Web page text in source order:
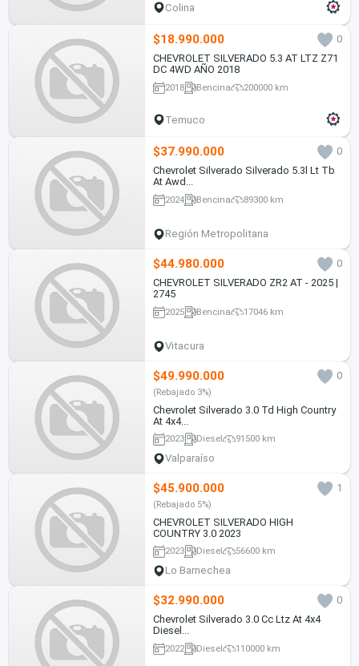
Colina
$18.990.000
0
CHEVROLET SILVERADO 5.3 AT LTZ Z71
DC 4WD AÑO 2018
2018 Bencina 200000 km
Temuco
$37.990.000
0
Chevrolet Silverado Silverado 5.3l Lt Tb
At Awd...
2024 Bencina 89300 km
Región Metropolitana
$44.980.000
0
CHEVROLET SILVERADO ZR2 AT - 2025 |
2745
2025 Bencina 17046 km
Vitacura
$49.990.000 0
(Rebajado 3%)
Chevrolet Silverado 3.0 Td High Country
At 4x4...
2023 Diesel 91500 km
Valparaíso
$45.900.000 1
(Rebajado 5%)
CHEVROLET SILVERADO HIGH
COUNTRY 3.0 2023
2023 Diesel 56600 km
Lo Barnechea
$32.990.000
0
Chevrolet Silverado 3.0 Cc Ltz At 4x4
Diesel...
2022 Diesel 110000 km